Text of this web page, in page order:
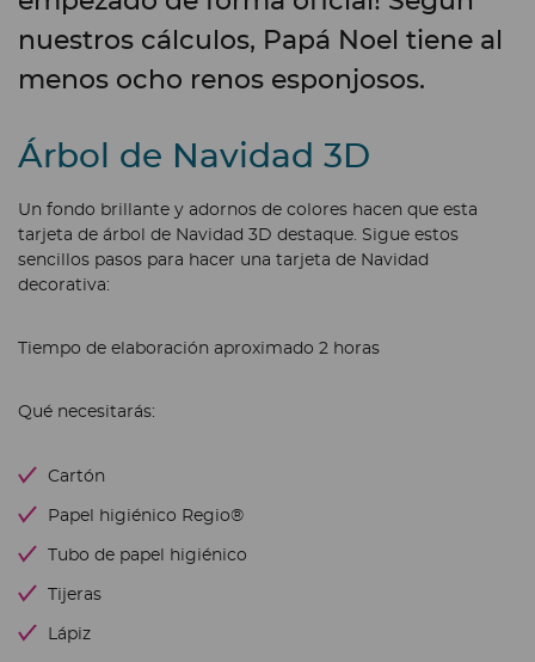
nuestros cálculos, Papá Noel tiene al
menos ocho renos esponjosos.
Árbol de Navidad 3D
Un fondo brillante y adornos de colores hacen que esta
tarjeta de árbol de Navidad 3D destaque. Sigue estos
sencillos pasos para hacer una tarjeta de Navidad
decorativa:
Tiempo de elaboración aproximado 2 horas
Qué necesitarás:
Cartón
Papel higiénico Regio®
Tubo de papel higiénico
Tijeras
Lápiz